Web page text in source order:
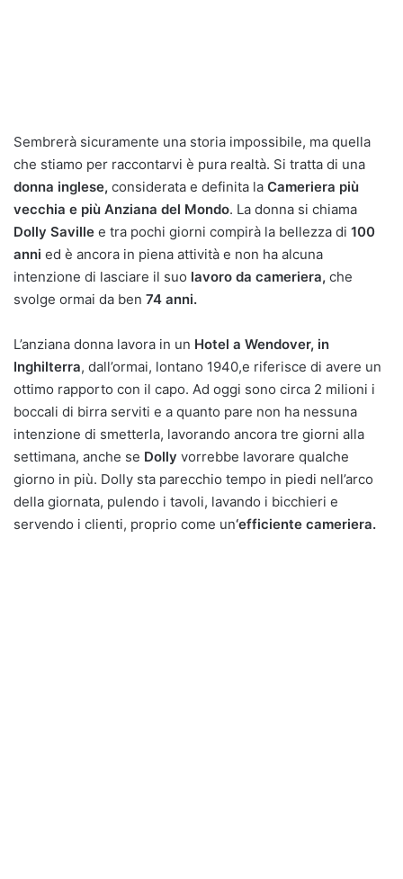
Sembrerà sicuramente una storia impossibile, ma quella
che stiamo per raccontarvi è pura realtà. Si tratta di una
donna inglese, considerata e definita la Cameriera più
vecchia e più Anziana del Mondo. La donna si chiama
Dolly Saville e tra pochi giorni compirà la bellezza di 100
anni ed è ancora in piena attività e non ha alcuna
intenzione di lasciare il suo lavoro da cameriera, che
svolge ormai da ben 74 anni.
L’anziana donna lavora in un Hotel a Wendover, in
Inghilterra, dall’ormai, lontano 1940,e riferisce di avere un
ottimo rapporto con il capo. Ad oggi sono circa 2 milioni i
boccali di birra serviti e a quanto pare non ha nessuna
intenzione di smetterla, lavorando ancora tre giorni alla
settimana, anche se Dolly vorrebbe lavorare qualche
giorno in più. Dolly sta parecchio tempo in piedi nell’arco
della giornata, pulendo i tavoli, lavando i bicchieri e
servendo i clienti, proprio come un‘efficiente cameriera.